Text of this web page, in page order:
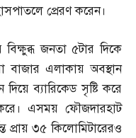
প্রেরণ করেন।
বিক্ষুব্ধ জনতা ৫টার দিকে
বাজার এলাকায় অবস্থান
ব্যারিকেড সৃষ্টি করে
এসময় ফৌজদারহাট
প্রায় ৩৫ কিলোমিটারেরও